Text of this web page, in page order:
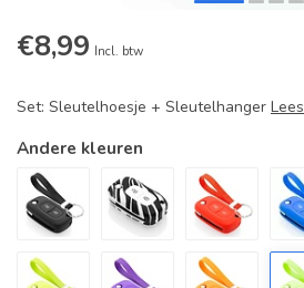
€8,99 Incl. btw
Set: Sleutelhoesje + Sleutelhanger
Andere kleuren